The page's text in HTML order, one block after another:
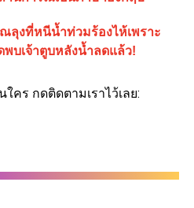
ลุงที่หนีน้ำท่วมร้องไห้เพราะ
บเจ้าตูบหลังน้ำลดแล้ว!
คร กดติดตามเราไว้เลย: